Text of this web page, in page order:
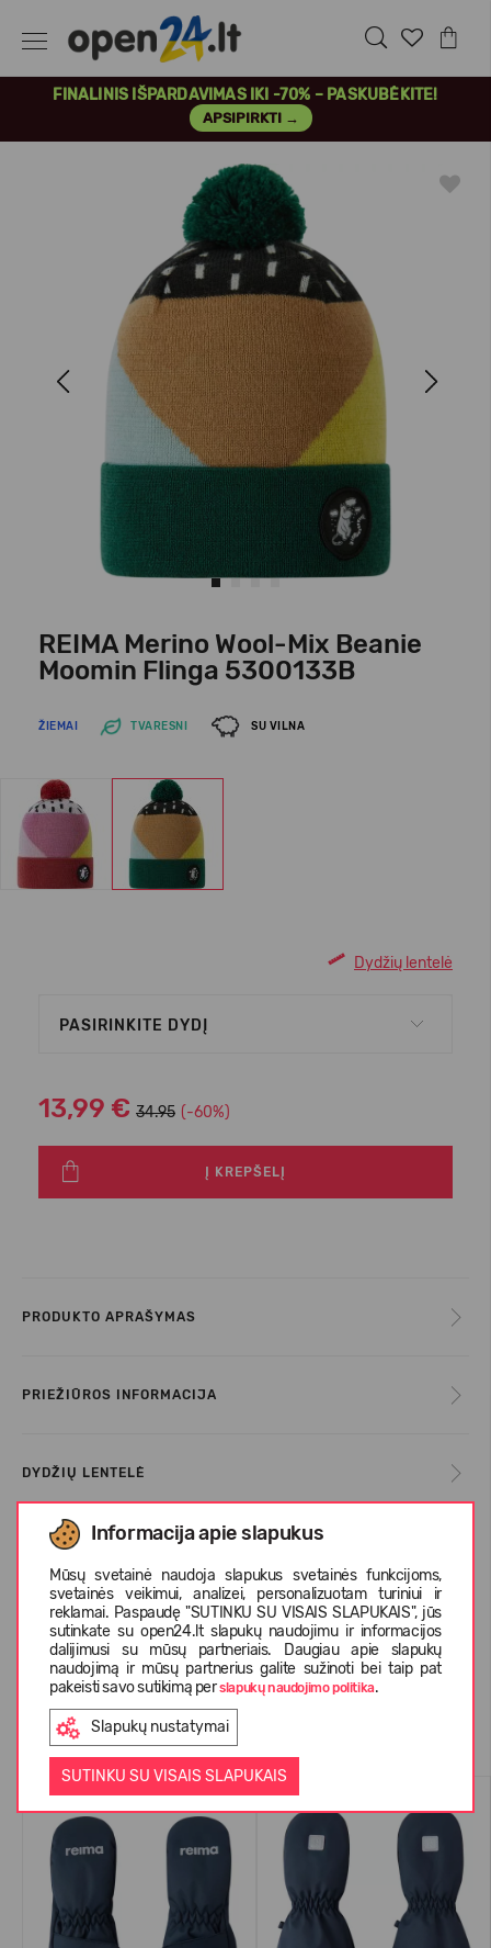
FINALINIS IŠPARDAVIMAS IKI -70% – PASKUBĖKITE!
APSIPIRKTI →
Informacija apie slapukus
Mūsų svetainė naudoja slapukus svetainės funkcijoms,
svetainės veikimui, analizei, personalizuotam turiniui ir
reklamai. Paspaudę "SUTINKU SU VISAIS SLAPUKAIS", jūs
sutinkate su open24.lt slapukų naudojimu ir informacijos
dalijimusi su mūsų partneriais. Daugiau apie slapukų
naudojimą ir mūsų partnerius galite sužinoti bei taip pat
pakeisti savo sutikimą perslapukų naudojimo politika.
Slapukų nustatymai
SUTINKU SU VISAIS SLAPUKAIS
Previous Next
REIMA Merino Wool-Mix Beanie
Moomin Flinga 5300133B
ŽIEMAI TVARESNI SU VILNA
Dydžių lentelė
PASIRINKITE DYDĮ
13,99 € 34.95 (-60%)
Į KREPŠELĮ
PRODUKTO APRAŠYMAS
PRIEŽIŪROS INFORMACIJA
DYDŽIŲ LENTELĖ
APIE REIMA
KLIENTŲ ATSILIEPIMAI (0)
Panašios prekės
WATERPROOF WATERPROOF